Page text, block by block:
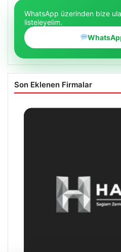
WhatsApp üzerinden bize
listeleyelim.
Son Eklenen Firmalar